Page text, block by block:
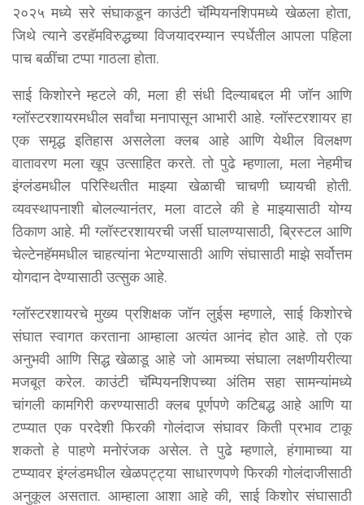
२०२५ मध्ये सरे संघाकडून काउंटी चॅम्पियनशिपमध्ये खेळला होता,
जिथे त्याने डरहॅमविरुद्धच्या विजयादरम्यान स्पर्धेतील आपला पहिला
पाच बळींचा टप्पा गाठला होता.
साई किशोरने म्हटले की, मला ही संधी दिल्याबद्दल मी जॉन आणि
ग्लॉस्टरशायरमधील सर्वांचा मनापासून आभारी आहे. ग्लॉस्टरशायर हा
एक समृद्ध इतिहास असलेला क्लब आहे आणि येथील विलक्षण
वातावरण मला खूप उत्साहित करते. तो पुढे म्हणाला, मला नेहमीच
इंग्लंडमधील परिस्थितीत माझ्या खेळाची चाचणी घ्यायची होती.
व्यवस्थापनाशी बोलल्यानंतर, मला वाटले की हे माझ्यासाठी योग्य
ठिकाण आहे. मी ग्लॉस्टरशायरची जर्सी घालण्यासाठी, ब्रिस्टल आणि
चेल्टेनहॅममधील चाहत्यांना भेटण्यासाठी आणि संघासाठी माझे सर्वोत्तम
योगदान देण्यासाठी उत्सुक आहे.
ग्लॉस्टरशायरचे मुख्य प्रशिक्षक जॉन लुईस म्हणाले, साई किशोरचे
संघात स्वागत करताना आम्हाला अत्यंत आनंद होत आहे. तो एक
अनुभवी आणि सिद्ध खेळाडू आहे जो आमच्या संघाला लक्षणीयरीत्या
मजबूत करेल. काउंटी चॅम्पियनशिपच्या अंतिम सहा सामन्यांमध्ये
चांगली कामगिरी करण्यासाठी क्लब पूर्णपणे कटिबद्ध आहे आणि या
टप्प्यात एक परदेशी फिरकी गोलंदाज संघावर किती प्रभाव टाकू
शकतो हे पाहणे मनोरंजक असेल. ते पुढे म्हणाले, हंगामाच्या या
टप्प्यावर इंग्लंडमधील खेळपट्ट्या साधारणपणे फिरकी गोलंदाजीसाठी
अनुकूल असतात. आम्हाला आशा आहे की, साई किशोर संघासाठी